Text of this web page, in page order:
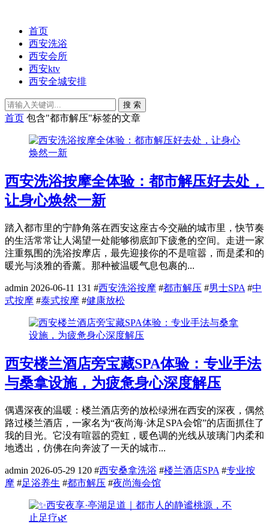
首页
西安洗浴
西安会所
西安ktv
西安全城安排
搜 索
首页 包含"都市解压"标签的文章
西安洗浴按摩全体验：都市解压好去处，
让身心焕然一新
踏入都市里的宁静角落在西安这座古今交融的城市里，快节奏
的生活常常让人渴望一处能够彻底卸下疲惫的空间。走进一家
注重氛围的洗浴按摩店，最先迎接你的不是喧嚣，而是柔和的
暖光与淡雅的香薰。那种被温暖气息包裹的...
admin 2026-06-11 131 #西安洗浴按摩 #都市解压 #男士SPA #中
式按摩 #泰式按摩 #健康放松
西安楼兰酒店旁宝藏SPA体验：专业手法
与桑拿设施，为疲惫身心深度解压
偶遇深夜的温暖：楼兰酒店旁的放松绿洲在西安的深夜，偶然
路过楼兰酒店，一家名为“夜尚海·沐足SPA会馆”的店面抓住了
我的目光。它没有喧嚣的霓虹，暖色调的光线从玻璃门内柔和
地透出，仿佛在向奔波了一天的城市...
admin 2026-05-29 120 #西安桑拿洗浴 #楼兰酒店SPA #专业按
摩 #足浴养生 #都市解压 #夜尚海会馆